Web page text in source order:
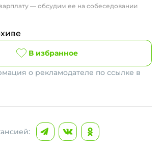
— обсудим ее на собеседовании
В избранное
о рекламодателе по ссылке в